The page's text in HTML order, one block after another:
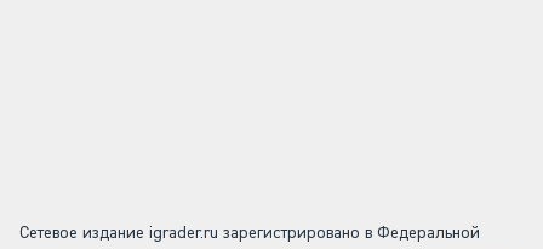
Сетевое издание igrader.ru зарегистрировано в Федеральной